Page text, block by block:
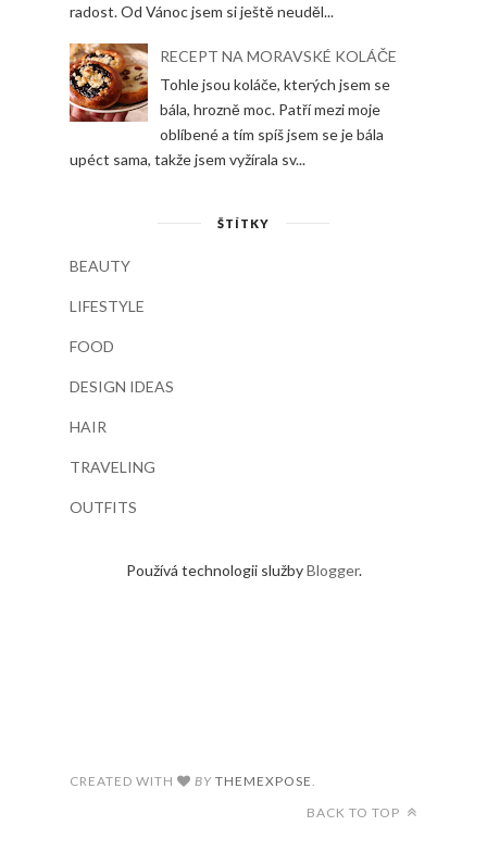
radost. Od Vánoc jsem si ještě neuděl...
RECEPT NA MORAVSKÉ KOLÁČE
Tohle jsou koláče, kterých jsem se
bála, hrozně moc. Patří mezi moje
oblíbené a tím spíš jsem se je bála
upéct sama, takže jsem vyžírala sv...
ŠTÍTKY
BEAUTY
LIFESTYLE
FOOD
DESIGN IDEAS
HAIR
TRAVELING
OUTFITS
Používá technologii službyBlogger.
CREATED WITH BY THEMEXPOSE
BACK TO TOP